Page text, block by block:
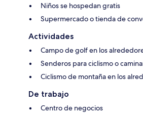
Niños se hospedan gratis
Supermercado o tienda de
Actividades
Campo de golf en los
Senderos para ciclismo o
Ciclismo de montaña en los
De trabajo
Centro de negocios